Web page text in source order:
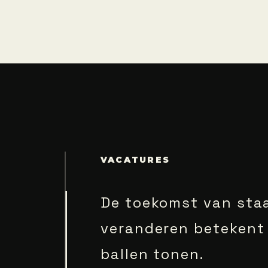
VACATURES
De toekomst van
veranderen betekent
ballen tonen.